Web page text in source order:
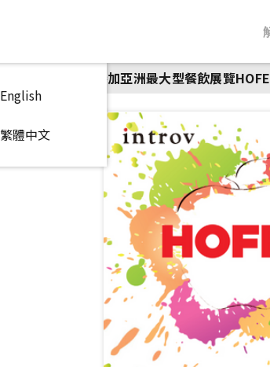
English
繁體中文
Introv 將參加亞洲最大型餐飲展覽